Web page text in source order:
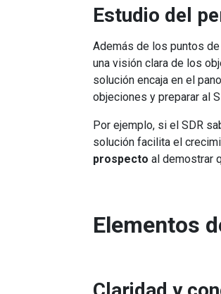
Estudio del
Además de los puntos
una visión clara de los
solución encaja en el
objeciones y preparar al
Por ejemplo, si el SDR
solución facilita el
prospecto al demostrar
Elementos